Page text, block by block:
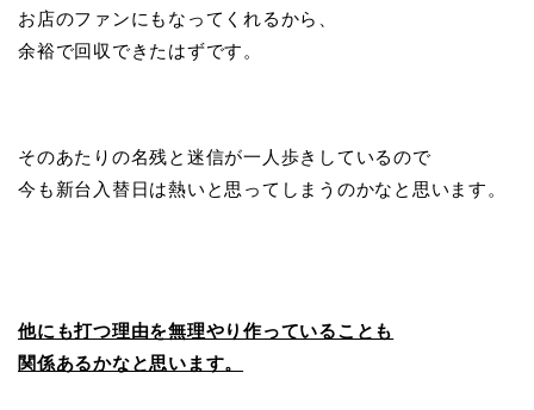
お店のファンにもなってくれるから、
余裕で回収できたはずです。
そのあたりの名残と迷信が一人歩きしているので
今も新台入替日は熱いと思ってしまうのかなと思います。
他にも打つ理由を無理やり作っていることも
関係あるかなと思います。